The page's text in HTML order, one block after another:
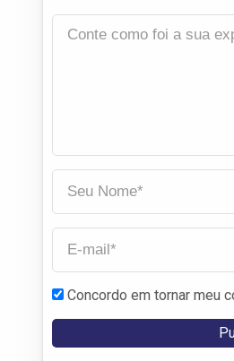
Concordo em tornar meu